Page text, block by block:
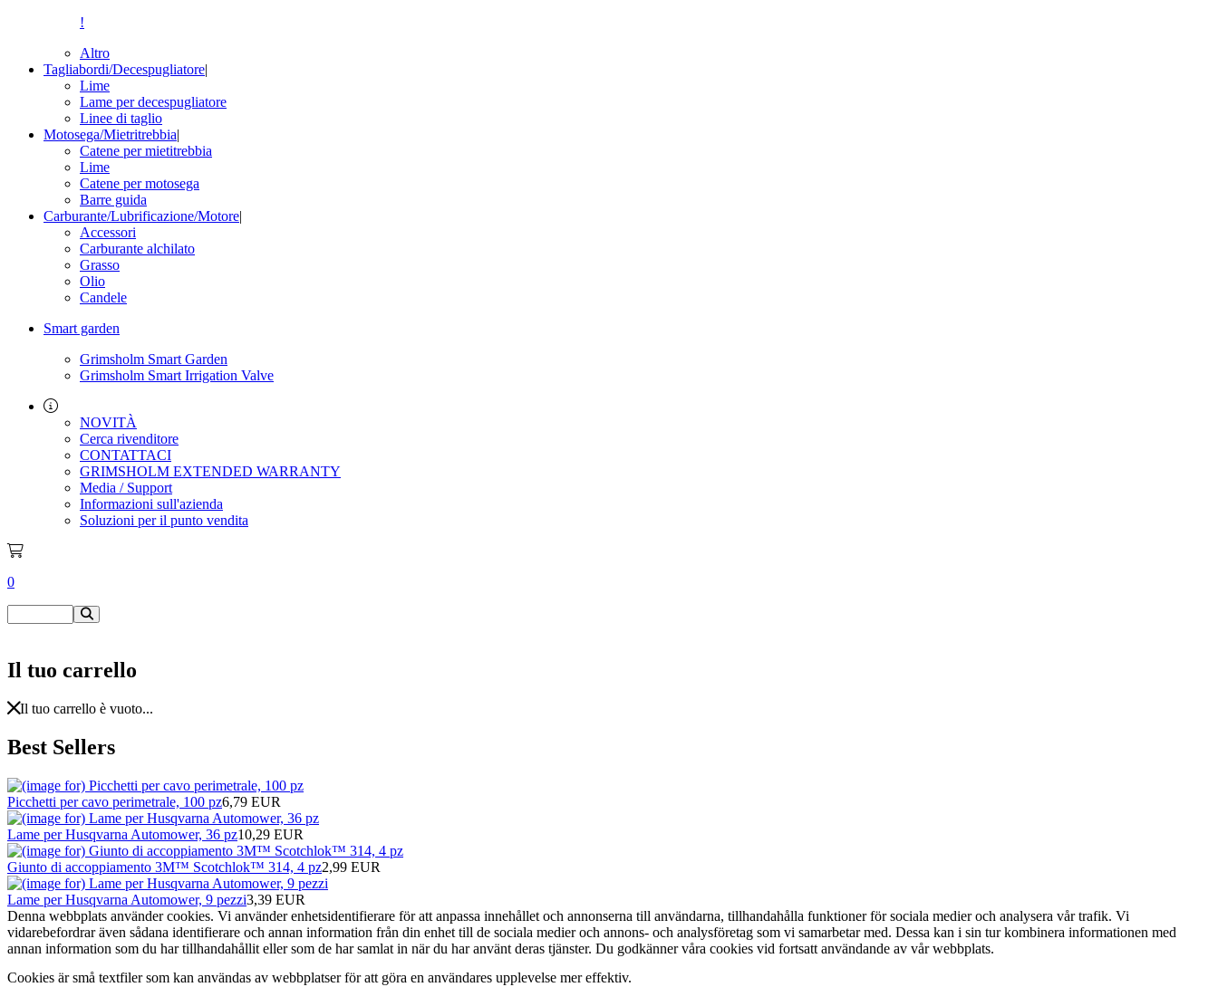
!
Altro
Tagliabordi/Decespugliatore|
Lime
Lame per decespugliatore
Linee di taglio
Motosega/Mietritrebbia|
Catene per mietitrebbia
Lime
Catene per motosega
Barre guida
Carburante/Lubrificazione/Motore|
Accessori
Carburante alchilato
Grasso
Olio
Candele
Smart garden
Grimsholm Smart Garden
Grimsholm Smart Irrigation Valve
NOVITÀ
Cerca rivenditore
CONTATTACI
GRIMSHOLM EXTENDED WARRANTY
Media / Support
Informazioni sull'azienda
Soluzioni per il punto vendita
0
Il tuo carrello
Il tuo carrello è vuoto...
Best Sellers
Picchetti per cavo perimetrale, 100 pz6,79 EUR
Lame per Husqvarna Automower, 36 pz10,29 EUR
Giunto di accoppiamento 3M™ Scotchlok™ 314, 4 pz2,99 EUR
Lame per Husqvarna Automower, 9 pezzi3,39 EUR
Denna webbplats använder cookies. Vi använder enhetsidentifierare för att anpassa innehållet och annonserna till användarna, tillhandahålla funktioner för sociala medier och analysera vår trafik. Vi
vidarebefordrar även sådana identifierare och annan information från din enhet till de sociala medier och annons- och analysföretag som vi samarbetar med. Dessa kan i sin tur kombinera informationen med
annan information som du har tillhandahållit eller som de har samlat in när du har använt deras tjänster. Du godkänner våra cookies vid fortsatt användande av vår webbplats.
Cookies är små textfiler som kan användas av webbplatser för att göra en användares upplevelse mer effektiv.